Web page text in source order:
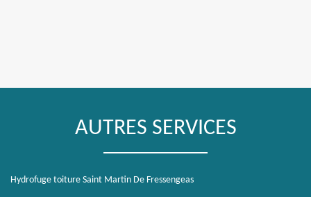
AUTRES SERVICES
Hydrofuge toiture Saint Martin De Fressengeas